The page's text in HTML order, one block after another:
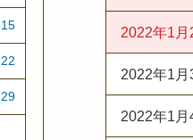
15
22
29
2022年1
2022年1
2022年1